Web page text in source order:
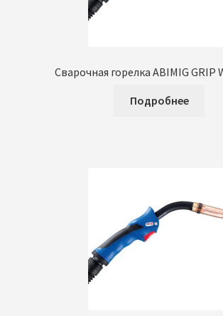
Сварочная горелка ABIMIG GRIP
Подробнее